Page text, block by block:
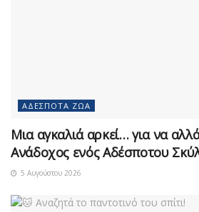
ΑΔΈΣΠΟΤΑ ΖΏΑ
Μια αγκαλιά αρκεί… για να
Ανάδοχος ενός Αδέσποτου
5 Αυγούστου 2026